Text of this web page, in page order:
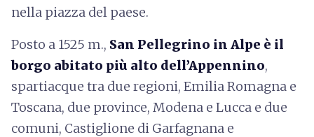
nella piazza del paese.
Posto a 1525 m., San Pellegrino in Alpe è il
borgo abitato più alto dell’Appennino,
spartiacque tra due regioni, Emilia Romagna e
Toscana, due province, Modena e Lucca e due
comuni, Castiglione di Garfagnana e